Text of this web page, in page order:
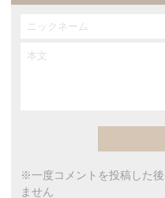
※一度コメントを投稿した
ません